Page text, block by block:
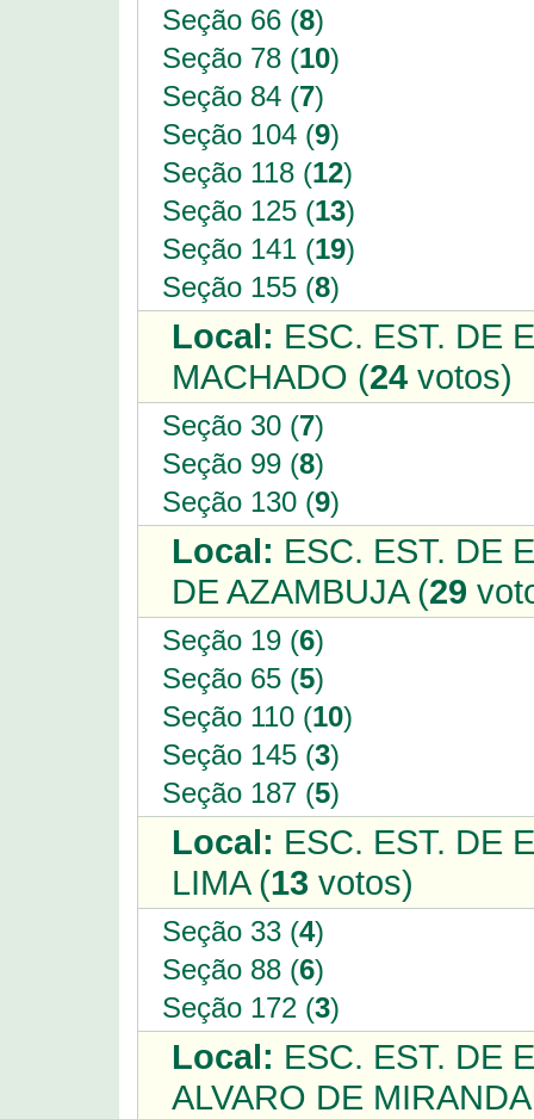
Seção 66 (8)
Seção 78 (10)
Seção 84 (7)
Seção 104 (9)
Seção 118 (12)
Seção 125 (13)
Seção 141 (19)
Seção 155 (8)
Local: ESC. EST. DE
MACHADO (24 votos)
Seção 30 (7)
Seção 99 (8)
Seção 130 (9)
Local: ESC. EST. DE
DE AZAMBUJA (29
Seção 19 (6)
Seção 65 (5)
Seção 110 (10)
Seção 145 (3)
Seção 187 (5)
Local: ESC. EST. DE
LIMA (13 votos)
Seção 33 (4)
Seção 88 (6)
Seção 172 (3)
Local: ESC. EST. DE
ALVARO DE